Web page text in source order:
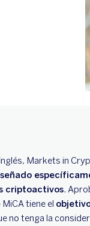
Markets in
criptoactivos.
tiene el
no tenga la